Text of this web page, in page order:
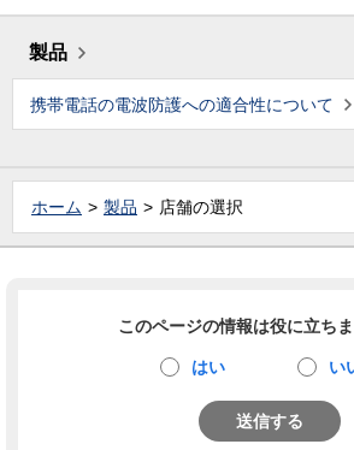
製品
携帯電話の電波防護への適合性について
ホーム 製品 店舗の選択
このページの情報は役に立ち
はい い
送信する